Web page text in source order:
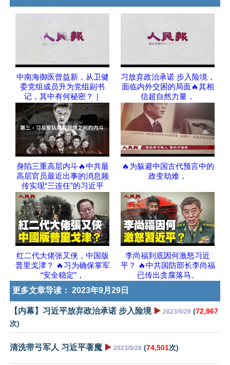
中南海御医曾益新，从卫健
委党组成员升为党组副书
记，其中有何秘密？｜
习放弃政治承诺 步入险境，
面临内外交困的局面🔥其相
信超自然力量，
身陷三重高层内斗🔥中共最
高层官员最近出事的消息频
传实现“三连任”的习近平
🔥为躲避中国古代预言中的
政变劫难，
红二代大佬张又侠，中国版
普里戈津？ 🔥习为确保掌军
“安全稳定”，
李尚福到底因何激怒习近
平？ 🔥中共国防部长李尚福
已传出贪腐落马。
更多文章导读： 2023年9月29日
【内幕】习近平放弃政治承诺 步入险境 ▶️ 2023/9/29 (72,967
次)
清洗带弓军人 习近平著魔 ▶️ 2023/9/28 (74,501次)